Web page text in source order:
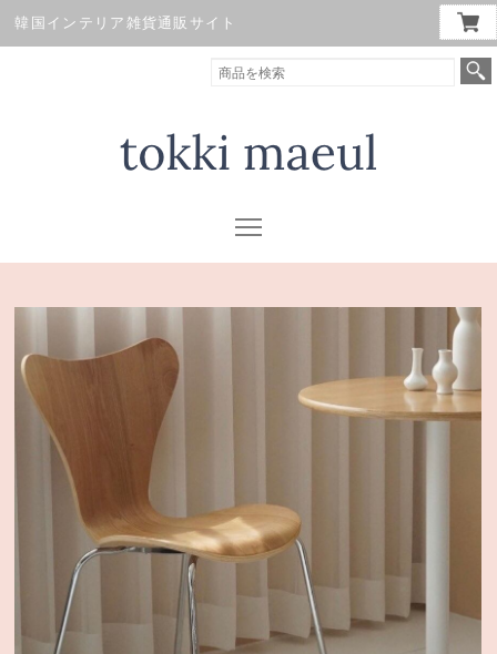
韓国インテリア雑貨通販サイト